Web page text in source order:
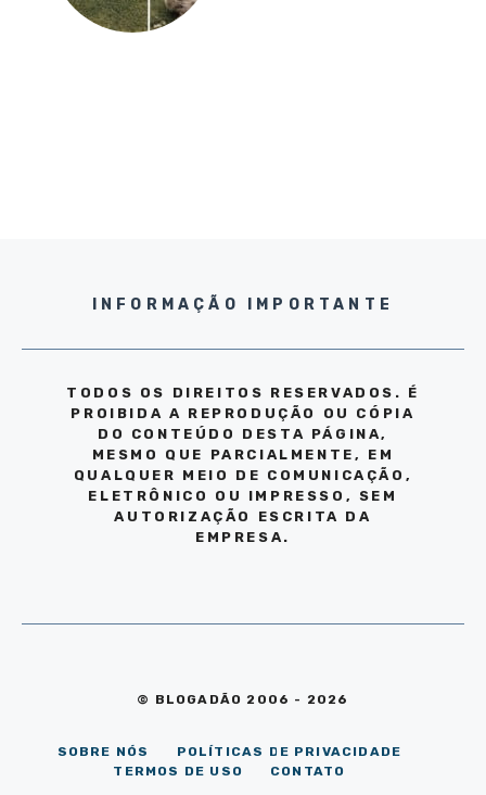
INFORMAÇÃO IMPORTANTE
TODOS OS DIREITOS RESERVADOS. É
PROIBIDA A REPRODUÇÃO OU CÓPIA
DO CONTEÚDO DESTA PÁGINA,
MESMO QUE PARCIALMENTE, EM
QUALQUER MEIO DE COMUNICAÇÃO,
ELETRÔNICO OU IMPRESSO, SEM
AUTORIZAÇÃO ESCRITA DA
EMPRESA.
© BLOGADÃO 2006 - 2026
SOBRE NÓS
POLÍTICAS DE PRIVACIDADE
TERMOS DE USO
CONTATO